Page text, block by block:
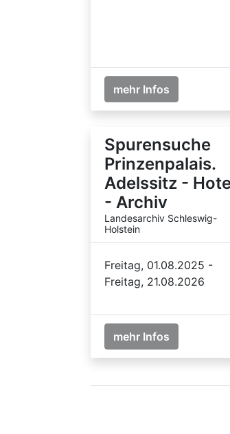
mehr Infos
Spurensuche
Prinzenpalais.
Adelssitz -
- Archiv
Landesarchiv Schleswig-
Holstein
Freitag, 01.08.2025 -
Freitag, 21.08.2026
mehr Infos